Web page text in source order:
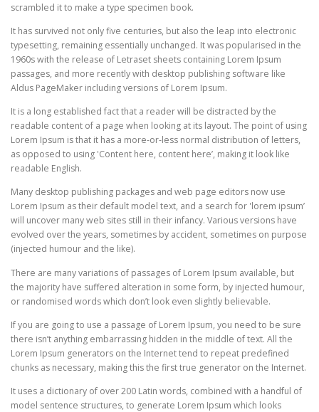
scrambled it to make a type specimen book.
It has survived not only five centuries, but also the leap into electronic
typesetting, remaining essentially unchanged. It was popularised in the
1960s with the release of Letraset sheets containing Lorem Ipsum
passages, and more recently with desktop publishing software like
Aldus PageMaker including versions of Lorem Ipsum.
It is a long established fact that a reader will be distracted by the
readable content of a page when looking at its layout. The point of using
Lorem Ipsum is that it has a more-or-less normal distribution of letters,
as opposed to using 'Content here, content here’, making it look like
readable English.
Many desktop publishing packages and web page editors now use
Lorem Ipsum as their default model text, and a search for 'lorem ipsum’
will uncover many web sites still in their infancy. Various versions have
evolved over the years, sometimes by accident, sometimes on purpose
(injected humour and the like).
There are many variations of passages of Lorem Ipsum available, but
the majority have suffered alteration in some form, by injected humour,
or randomised words which don’t look even slightly believable.
If you are going to use a passage of Lorem Ipsum, you need to be sure
there isn’t anything embarrassing hidden in the middle of text. All the
Lorem Ipsum generators on the Internet tend to repeat predefined
chunks as necessary, making this the first true generator on the Internet.
It uses a dictionary of over 200 Latin words, combined with a handful of
model sentence structures, to generate Lorem Ipsum which looks